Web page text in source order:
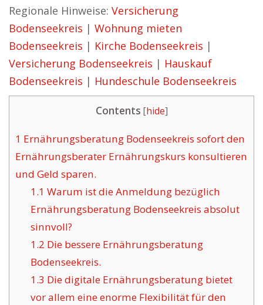
Regionale Hinweise: Versicherung
Bodenseekreis | Wohnung mieten
Bodenseekreis | Kirche Bodenseekreis |
Versicherung Bodenseekreis | Hauskauf
Bodenseekreis | Hundeschule Bodenseekreis
Contents [hide]
1 Ernährungsberatung Bodenseekreis sofort den
Ernährungsberater Ernährungskurs konsultieren
und Geld sparen.
1.1 Warum ist die Anmeldung bezüglich
Ernährungsberatung Bodenseekreis absolut
sinnvoll?
1.2 Die bessere Ernährungsberatung
Bodenseekreis.
1.3 Die digitale Ernährungsberatung bietet
vor allem eine enorme Flexibilität für den